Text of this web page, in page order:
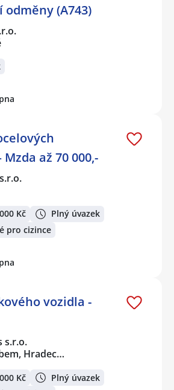
(A743)
až 70 000,-
Kč
Plný úvazek
pro cizince
vozidla -
s.r.o.
Hradec…
Kč
Plný úvazek